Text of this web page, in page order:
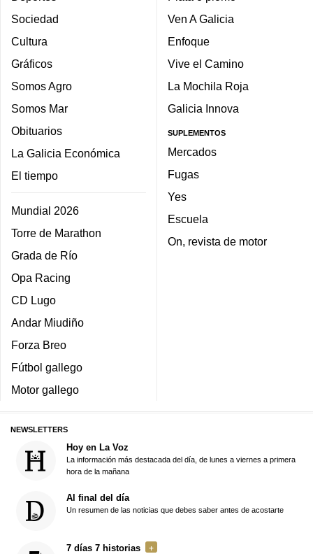
Sociedad
Cultura
Gráficos
Somos Agro
Somos Mar
Obituarios
La Galicia Económica
El tiempo
Mundial 2026
Torre de Marathon
Grada de Río
Opa Racing
CD Lugo
Andar Miudiño
Forza Breo
Fútbol gallego
Motor gallego
Ven A Galicia
Enfoque
Vive el Camino
La Mochila Roja
Galicia Innova
SUPLEMENTOS
Mercados
Fugas
Yes
Escuela
On, revista de motor
NEWSLETTERS
Hoy en La Voz
La información más destacada del día, de lunes a viernes a primera
hora de la mañana
Al final del día
Un resumen de las noticias que debes saber antes de acostarte
7 días 7 historias